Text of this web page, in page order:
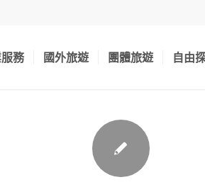
務 國外旅遊 團體旅遊 自由